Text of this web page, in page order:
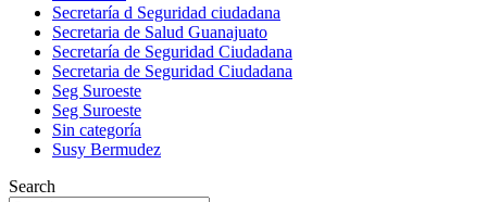
Secretaría d Seguridad ciudadana
Secretaria de Salud Guanajuato
Secretaría de Seguridad Ciudadana
Secretaria de Seguridad Ciudadana
Seg Suroeste
Seg Suroeste
Sin categoría
Susy Bermudez
Search